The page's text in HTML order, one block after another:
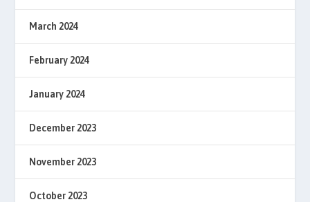
March 2024
February 2024
January 2024
December 2023
November 2023
October 2023